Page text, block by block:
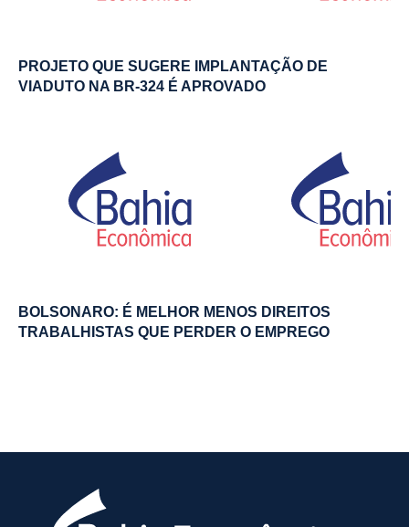
PROJETO QUE SUGERE IMPLANTAÇÃO DE
VIADUTO NA BR-324 É APROVADO
BOLSONARO: É MELHOR MENOS DIREITOS
TRABALHISTAS QUE PERDER O EMPREGO